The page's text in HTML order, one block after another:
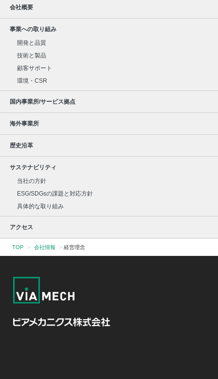
会社概要
事業への取り組み
開発と品質
技術と製品
顧客サポート
環境・CSR
国内事業所/サービス拠点
海外事業所
歴史沿革
サステナビリティ
当社の方針
ESG/SDGsの課題と対応方針
具体的な取り組み
アクセス
TOP > 会社情報 > 経営理念